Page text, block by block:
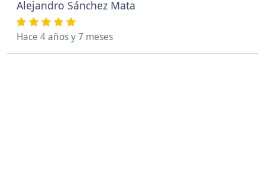
Alejandro Sánchez Mata
Hace 4 años y 7 meses